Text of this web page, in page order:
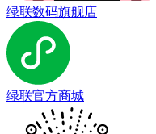
绿联数码旗舰店
绿联官方商城